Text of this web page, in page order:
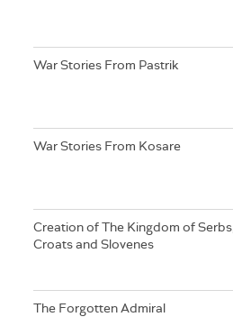
War Stories From Pastrik
War Stories From Kosare
Creation of The Kingdom of Serbs,
Croats and Slovenes
The Forgotten Admiral